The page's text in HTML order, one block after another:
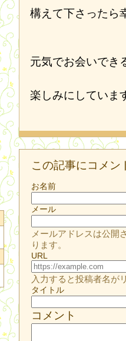
構えて下さったら
元気でお会いでき
楽しみにしていま
この記事にコメン
お名前
メール
メールアドレスは公開
ります。
URL
入力すると投稿者名が
タイトル
コメント